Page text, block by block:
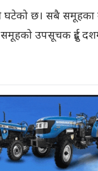
घटेको छ। सबै
समूहको उपसूचक दुई